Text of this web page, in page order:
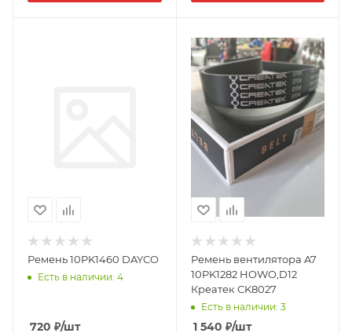
Ремень 10PK1460 DAYCO
Есть в наличии: 4
720 ₽/шт
Ремень вентилятора A7
10PK1282 HOWO,D12
Креатек CK8027
Есть в наличии: 3
1 540 ₽/шт